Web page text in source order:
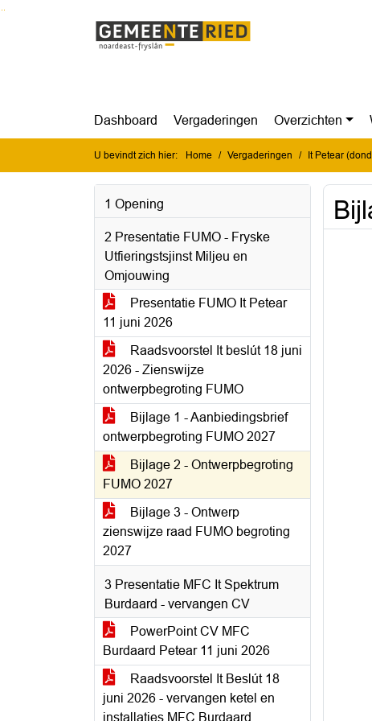
Ga naar de inhoud van deze pagina
Ga naar het zoeken
Ga naar het menu
Dashboard Vergaderingen Overzichten
U bevindt zich hier: Home Vergaderingen It Petear
1 Opening
2 Presentatie FUMO - Fryske
Utfieringstsjinst Miljeu en
Omjouwing
Presentatie FUMO It Petear
11 juni 2026
Raadsvoorstel It beslút 18 juni
2026 - Zienswijze
ontwerpbegroting FUMO
Bijlage 1 - Aanbiedingsbrief
ontwerpbegroting FUMO 2027
Bijlage 2 - Ontwerpbegroting
FUMO 2027
Bijlage 3 - Ontwerp
zienswijze raad FUMO begroting
2027
3 Presentatie MFC It Spektrum
Burdaard - vervangen CV
PowerPoint CV MFC
Burdaard Petear 11 juni 2026
Raadsvoorstel It Beslút 18
juni 2026 - vervangen ketel en
installaties MFC Burdaard